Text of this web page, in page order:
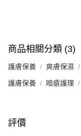
銀行匯款 請將存款存到
eshop@colourmix-
單。 如果訂購後七個工作
送貨方式
付款後順豐自助櫃取貨
每筆HK$30.00，滿
商品相關分類 (3)
護膚保養 爽膚保濕
護膚保養 暗瘡護理
評價